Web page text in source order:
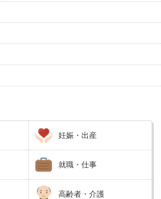
妊娠・出産
就職・仕事
高齢者・介護